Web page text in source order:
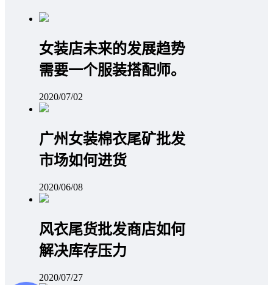
女装店未来的发展趋势
需要一个服装搭配师。
2020/07/02
广州女装棉衣尾矿批发
市场如何进货
2020/06/08
风衣尾货批发商店如何
解决库存压力
2020/07/27